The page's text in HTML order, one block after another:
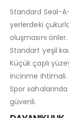
Standard Seal-
yerlerdeki
oluşmasını önler.
Standart yeşil
Küçük çaplı
incinme ihtimali.
Spor
güvenli.